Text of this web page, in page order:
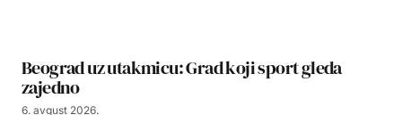
Beograd uz utakmicu: Grad koji sport gleda
zajedno
6. avgust 2026.